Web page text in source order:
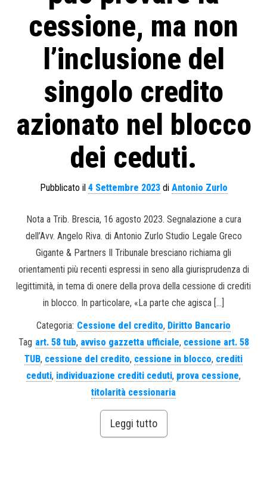
cessione, ma non
l’inclusione del
singolo credito
azionato nel blocco
dei ceduti.
Pubblicato il 4 Settembre 2023di Antonio Zurlo
Nota a Trib. Brescia, 16 agosto 2023. Segnalazione a cura
dell’Avv. Angelo Riva. di Antonio Zurlo Studio Legale Greco
Gigante & Partners Il Tribunale bresciano richiama gli
orientamenti più recenti espressi in seno alla giurisprudenza di
legittimità, in tema di onere della prova della cessione di crediti
in blocco. In particolare, «La parte che agisca […]
Categoria: Cessione del credito, Diritto Bancario
Tag art. 58 tub, avviso gazzetta ufficiale, cessione art. 58
TUB, cessione del credito, cessione in blocco, crediti
ceduti, individuazione crediti ceduti, prova cessione,
titolarità cessionaria
Leggi tutto